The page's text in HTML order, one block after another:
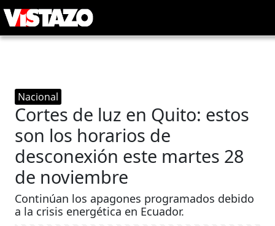
Nacional
Cortes de luz en Quito: estos
son los horarios de
desconexión este martes 28
de noviembre
Continúan los apagones programados debido
a la crisis energética en Ecuador.